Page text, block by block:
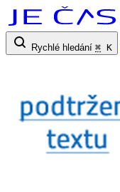
Rychlé hledání ⌘ K